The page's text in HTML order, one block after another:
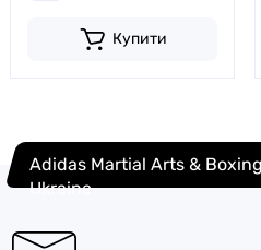
Купити
Adidas Martial Arts &
Ukraine